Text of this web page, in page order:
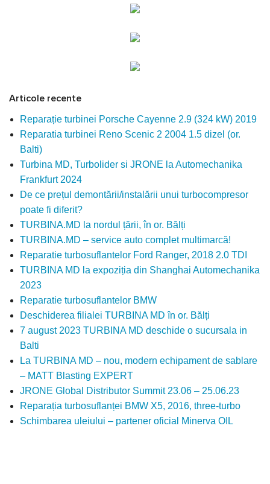
Articole recente
Reparație turbinei Porsche Cayenne 2.9 (324 kW) 2019
Reparatia turbinei Reno Scenic 2 2004 1.5 dizel (or.
Balti)
Turbina MD, Turbolider si JRONE la Automechanika
Frankfurt 2024
De ce prețul demontării/instalării unui turbocompresor
poate fi diferit?
TURBINA.MD la nordul țării, în or. Bălți
TURBINA.MD – service auto complet multimarcă!
Reparatie turbosuflantelor Ford Ranger, 2018 2.0 TDI
TURBINA MD la expoziția din Shanghai Automechanika
2023
Reparatie turbosuflantelor BMW
Deschiderea filialei TURBINA MD în or. Bălți
7 august 2023 TURBINA MD deschide o sucursala in
Balti
La TURBINA MD – nou, modern echipament de sablare
– MATT Blasting EXPERT
JRONE Global Distributor Summit 23.06 – 25.06.23
Reparația turbosuflanței BMW X5, 2016, three-turbo
Schimbarea uleiului – partener oficial Minerva OIL